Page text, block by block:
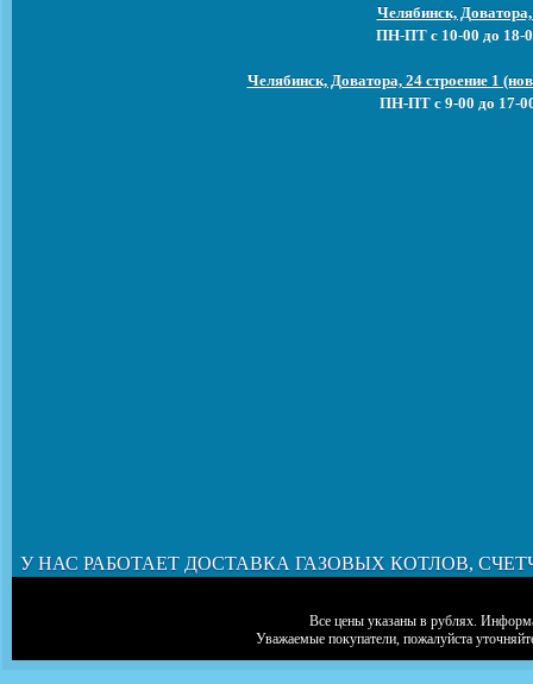
Челябинск,
ПН-ПТ с 10-00 до 18-
Челябинск, Доватора, 24 строение 1
ПН-ПТ с 9-00 до 17-
У НАС РАБОТАЕТ ДОСТАВКА ГАЗОВЫХ КОТЛОВ,
Все цены указаны в рублях.
Уважаемые покупатели, пожалуйста